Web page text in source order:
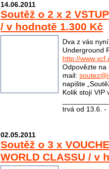
14.06.2011
Soutěž o 2 x 2
/ v hodnotě 1.300 Kč
Dva z vás
Underground
http://
Odpovězte na
mail:
napište
Kolik stojí VIP
trvá od 13.6.
02.05.2011
Soutěž o 3 x
WORLD CLASSU / v